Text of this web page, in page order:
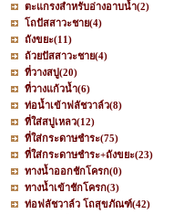
ตะแกรงสำหรับอ่างอาบน้ำ(2)
โถปัสสาวะชาย(4)
ถังขยะ(11)
ถ้วยปัสสาวะชาย(4)
ที่วางสบู่(20)
ที่วางแก้วน้ำ(6)
ท่อน้ำเข้าฟลัชวาล์ว(8)
ที่ใส่สบู่เหลว(12)
ที่ใส่กระดาษชำระ(75)
ที่ใส่กระดาษชำระ+ถังขยะ(23)
ทางน้ำออกชักโครก(0)
ทางน้ำเข้าชักโครก(3)
ท่อฟลัชวาล์ว โถสุขภัณฑ์(42)